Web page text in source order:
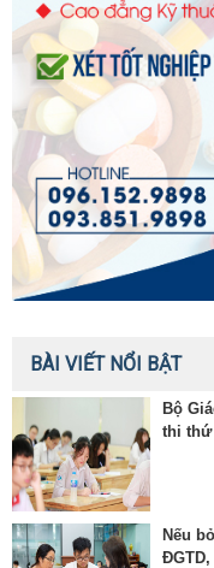
BÀI VIẾT NỔI BẬT
Bộ
thi thứ
Nếu